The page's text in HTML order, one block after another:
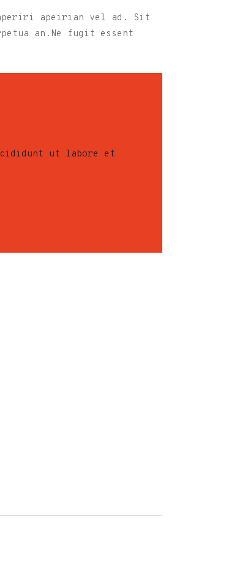
apeirian vel ad. Sit
an.Ne fugit essent
ut labore et